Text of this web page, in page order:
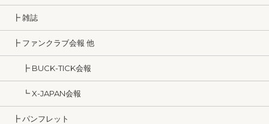
┣ 雑誌
┣ ファンクラブ会報 他
┣ BUCK-TICK会報
┗ X-JAPAN会報
┣ パンフレット